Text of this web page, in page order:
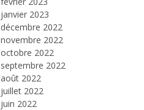
janvier 2023
décembre 2022
novembre 2022
octobre 2022
septembre 2022
août 2022
juillet 2022
juin 2022